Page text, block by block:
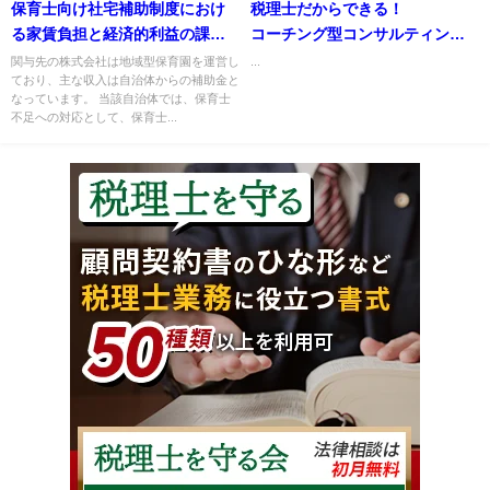
保育士向け社宅補助制度におけ
る家賃負担と経済的利益の課税
関係について
関与先の株式会社は地域型保育園を運営し
ており、主な収入は自治体からの補助金と
なっています。 当該自治体では、保育士
不足への対応として、保育士...
税理士だからできる！
コーチング型コンサルティング